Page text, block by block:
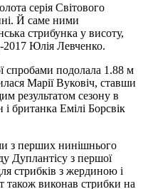
серія Світового
Й саме ними
стрибунка у висоту,
2017 Юлія Левченко.
спробами подолала 1.88 м
Марії Вуковіч, ставши
результатом сезону в
британка Емілі Борсвік
з перших нинішнього
Дуплантісу з першої
стрибків з жердиною і
також виконав стрибки на